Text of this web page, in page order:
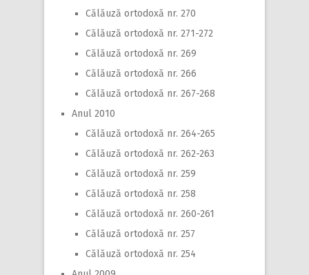
Călăuză ortodoxă nr. 270
Călăuză ortodoxă nr. 271-272
Călăuză ortodoxă nr. 269
Călăuză ortodoxă nr. 266
Călăuză ortodoxă nr. 267-268
Anul 2010
Călăuză ortodoxă nr. 264-265
Călăuză ortodoxă nr. 262-263
Călăuză ortodoxă nr. 259
Călăuză ortodoxă nr. 258
Călăuză ortodoxă nr. 260-261
Călăuză ortodoxă nr. 257
Călăuză ortodoxă nr. 254